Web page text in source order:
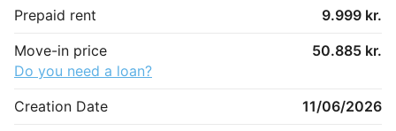
Prepaid rent
9.999 kr.
Move-in price
50.885 kr.
Do you need a loan?
Creation Date
11/06/2026